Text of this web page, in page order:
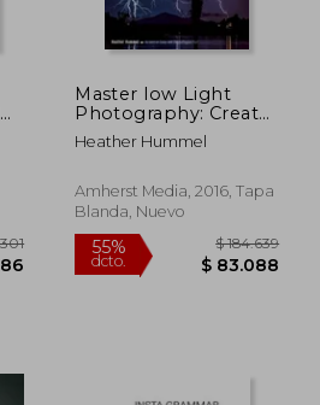
Master low Light
Photography: Create
Beautiful Images
From Twilight to
Heather Hummel
Amherst Media, 2016, Tapa
Blanda, Nuevo